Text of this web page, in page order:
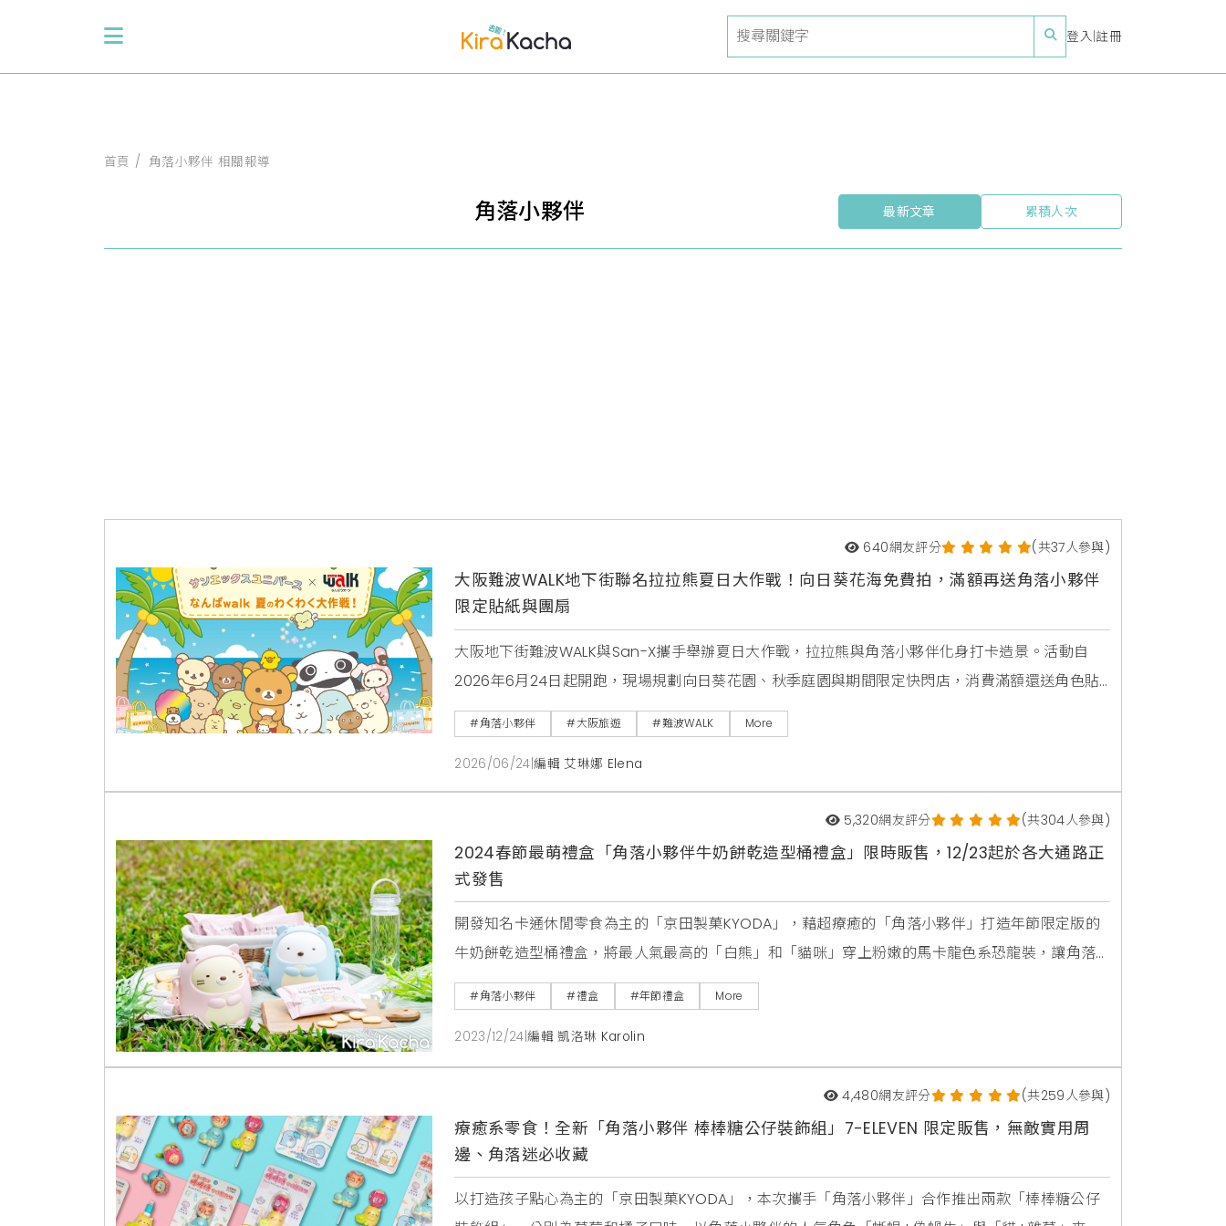
登入 註冊
首頁 角落小夥伴 相關報導
角落小夥伴 最新文章 累積人次
640網友評分 (共37人參與)
大阪難波WALK地下街聯名拉拉熊夏日大作戰！向日葵花海免費拍，滿額再送角落小夥伴
限定貼紙與團扇
大阪地下街難波WALK與San-X攜手舉辦夏日大作戰，拉拉熊與角落小夥伴化身打卡造景。活動自
2026年6月24日起開跑，現場規劃向日葵花園、秋季庭園與期間限定快閃店，消費滿額還送角色貼
紙與團扇。
#角落小夥伴 #大阪旅遊 #難波WALK More
2026/06/24 |編輯 艾琳娜 Elena
5,320網友評分 (共304人參與)
2024春節最萌禮盒「角落小夥伴牛奶餅乾造型桶禮盒」限時販售，12/23起於各大通路正
式發售
開發知名卡通休閒零食為主的「京田製菓KYODA」，藉超療癒的「角落小夥伴」打造年節限定版的
牛奶餅乾造型桶禮盒，將最人氣最高的「白熊」和「貓咪」穿上粉嫩的馬卡龍色系恐龍裝，讓角落
小夥伴們都龍光煥發了起來。「角落小夥伴牛奶餅乾造型桶禮盒」特別附上可愛的角落小夥伴造型
桶，以「貓」和「白熊」為主角穿上恐龍裝，夢幻馬卡龍色系女孩們絕對會愛不釋手！白熊變身藍
色恐龍、貓咪化身粉色恐龍，背上的尖角採雙色設計，讓禮
#角落小夥伴 #禮盒 #年節禮盒 More
2023/12/24 |編輯 凱洛琳 Karolin
4,480網友評分 (共259人參與)
療癒系零食！全新「角落小夥伴 棒棒糖公仔裝飾組」7-ELEVEN 限定販售，無敵實用周
邊、角落迷必收藏
以打造孩子點心為主的「京田製菓KYODA」，本次攜手「角落小夥伴」合作推出兩款「棒棒糖公仔